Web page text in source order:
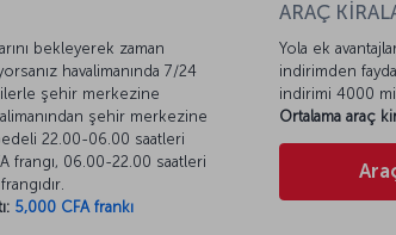
bekleyerek zaman
havalimanında 7/24
şehir merkezine
şehir merkezine
22.00-06.00 saatleri
frangı, 06.00-22.00 saatleri
5,000 CFA frankı
ARAÇ
Yola ek
indirimden
indirimi 4000
Ortalama araç